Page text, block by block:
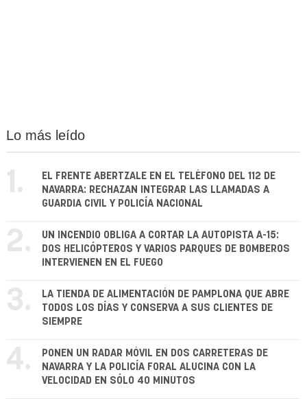
Lo más leído
1.
EL FRENTE ABERTZALE EN EL TELÉFONO DEL 112 DE
NAVARRA: RECHAZAN INTEGRAR LAS LLAMADAS A
GUARDIA CIVIL Y POLICÍA NACIONAL
2.
UN INCENDIO OBLIGA A CORTAR LA AUTOPISTA A-15:
DOS HELICÓPTEROS Y VARIOS PARQUES DE BOMBEROS
INTERVIENEN EN EL FUEGO
3.
LA TIENDA DE ALIMENTACIÓN DE PAMPLONA QUE ABRE
TODOS LOS DÍAS Y CONSERVA A SUS CLIENTES DE
SIEMPRE
4.
PONEN UN RADAR MÓVIL EN DOS CARRETERAS DE
NAVARRA Y LA POLICÍA FORAL ALUCINA CON LA
VELOCIDAD EN SÓLO 40 MINUTOS